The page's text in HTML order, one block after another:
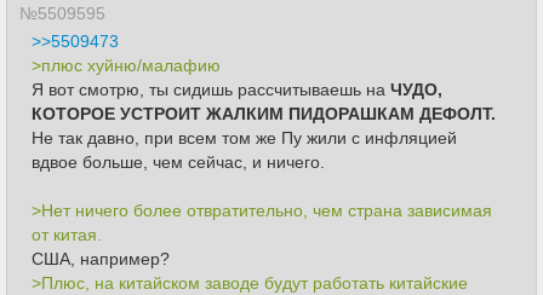
№5509595
>>5509473
>плюс хуйню/малафию
Я вот смотрю, ты сидишь рассчитываешь на ЧУДО,
КОТОРОЕ УСТРОИТ ЖАЛКИМ ПИДОРАШКАМ ДЕФОЛТ.
Не так давно, при всем том же Пу жили с инфляцией
вдвое больше, чем сейчас, и ничего.
>Нет ничего более отвратительно, чем страна зависимая
от китая.
США, например?
>Плюс, на китайском заводе будут работать китайские